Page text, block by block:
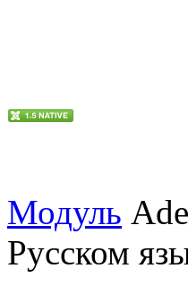
Модуль
Русском